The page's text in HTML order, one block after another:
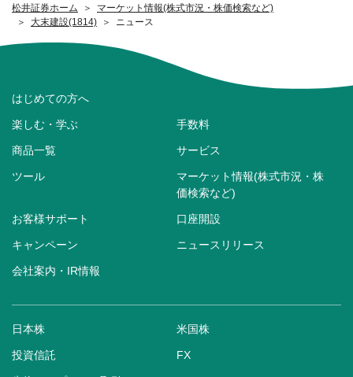
松井証券ホーム
マーケット情報(株式市況・株価検索など)
大末建設(1814)
ニュース
はじめての方へ
楽しむ・学ぶ 手数料
商品一覧 サービス
ツール
マーケット情報(株式市況・株
価検索など)
お客様サポート 口座開設
キャンペーン ニュースリリース
会社案内・IR情報
日本株 米国株
投資信託 FX